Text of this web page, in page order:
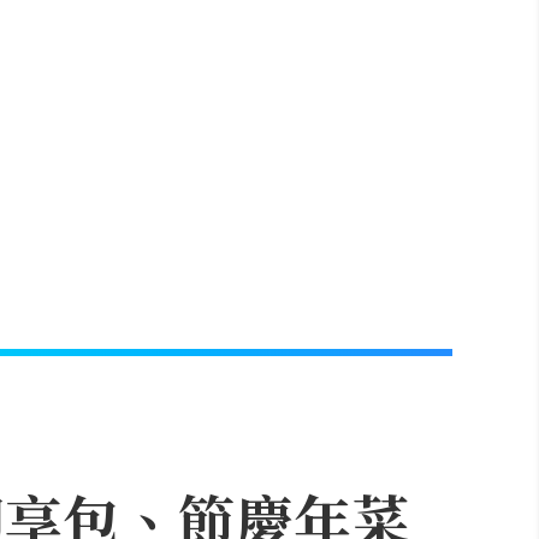
包、節慶年菜